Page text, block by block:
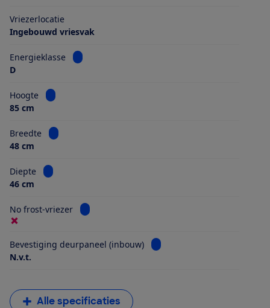
Vriezerlocatie
Ingebouwd vriesvak
Energieklasse
Bekijk informatie voor Energieklasse
D
Hoogte
Bekijk informatie voor Hoogte
85 cm
Breedte
Bekijk informatie voor Breedte
48 cm
Diepte
Bekijk informatie voor Diepte
46 cm
No frost-vriezer Bekijk informatie voor No frost-vriezer
Bevestiging deurpaneel (inbouw)
Bekijk informatie voor
N.v.t.
Alle specificaties